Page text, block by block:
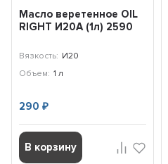
Масло веретенное OIL
RIGHT И20А (1л) 2590
Вязкость: И20
Объем: 1 л
290₽
В корзину